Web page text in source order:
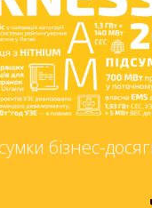
бізнес-